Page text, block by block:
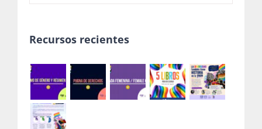
Recursos recientes